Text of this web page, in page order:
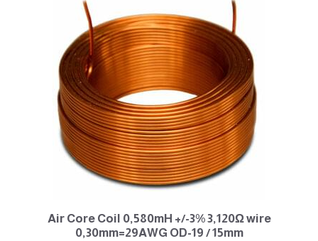
Air Core Coil 0,580mH +/-3% 3,120Ω wire
0,30mm=29AWG OD-19 / 15mm